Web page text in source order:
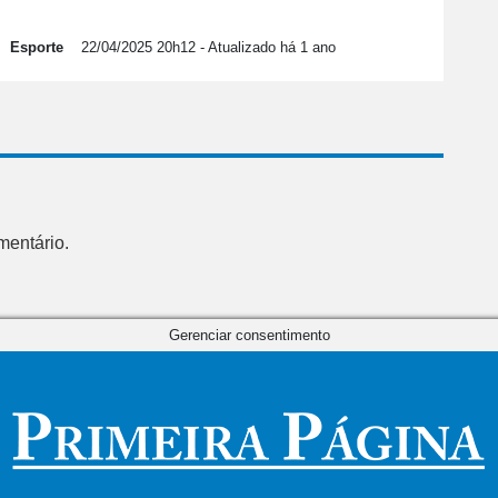
Esporte 22/04/2025 20h12 - Atualizado há 1 ano
Gerenciar consentimento